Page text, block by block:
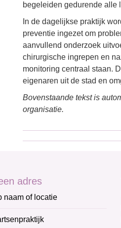
begeleiden gedurende alle
In de dagelijkse praktijk
preventie ingezet om
aanvullend onderzoek
chirurgische ingrepen en
monitoring centraal staan.
eigenaren uit de stad en
Bovenstaande tekst is
organisatie.
adres
naam of locatie